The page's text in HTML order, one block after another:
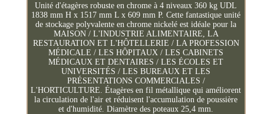
Unité d'étagères robuste en chrome à 4 niveaux 360 kg UDL
1838 mm H x 1517 mm L x 609 mm P. Cette fantastique unité
de stockage polyvalente en chrome nickelé est idéale pour la
MAISON / L'INDUSTRIE ALIMENTAIRE, LA
RESTAURATION ET L'HÔTELLERIE / LA PROFESSION
MÉDICALE / LES HÔPITAUX / LES CABINETS
MÉDICAUX ET DENTAIRES / LES ÉCOLES ET
UNIVERSITÉS / LES BUREAUX ET LES
PRÉSENTATIONS COMMERCIALES /
L'HORTICULTURE. Étagères en fil métallique qui améliorent
la circulation de l'air et réduisent l'accumulation de poussière
et d'humidité. Diamètre des poteaux 25,4 mm.